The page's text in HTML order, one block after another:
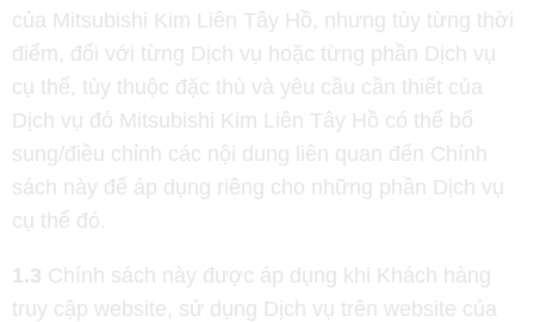
của Mitsubishi Kim Liên Tây Hồ, nhưng tùy từng thời
điểm, đối với từng Dịch vụ hoặc từng phần Dịch vụ
cụ thể, tùy thuộc đặc thù và yêu cầu cần thiết của
Dịch vụ đó Mitsubishi Kim Liên Tây Hồ có thể bổ
sung/điều chỉnh các nội dung liên quan đến Chính
sách này để áp dụng riêng cho những phần Dịch vụ
cụ thể đó.
1.3 Chính sách này được áp dụng khi Khách hàng
truy cập website, sử dụng Dịch vụ trên website của